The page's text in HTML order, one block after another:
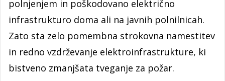
polnjenjem in poškodovano električno
infrastrukturo doma ali na javnih polnilnicah.
Zato sta zelo pomembna strokovna namestitev
in redno vzdrževanje elektroinfrastrukture, ki
bistveno zmanjšata tveganje za požar.